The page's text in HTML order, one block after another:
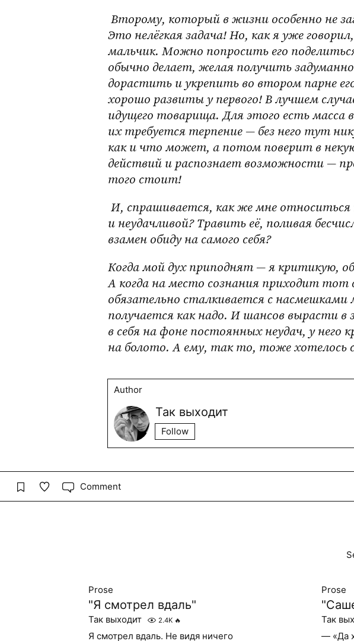
Это нелёгкая задача! Но, как я уже
мальчик. Можно попросить его
обычно делает, желая получить
дорастить и укрепить во втором парне
хорошо развиты у первого! В лучшем
идущего товарища. Для этого есть масса
их требуется терпение — без него тут
как и что может, а потом поверит в
действий и распознает возможности —
того стоит!
и неудачливой? Травить её, поливая
взамен обиду на самого себя?
Когда мой дух приподнят — я критикую,
А когда на место сознания приходит
обязательно сталкивается с насмешками
получается как надо. И шансов вырасти в
в себя на фоне постоянных неудач, у
на болото. А ему, так то, тоже хотелось
Author
Так выходит
Follow
Comment
Prose
"Я смотрел вдаль"
Так выходит 2.4K 🔥
Я смотрел вдаль. Не видя ничего
Prose
Так
— «Да